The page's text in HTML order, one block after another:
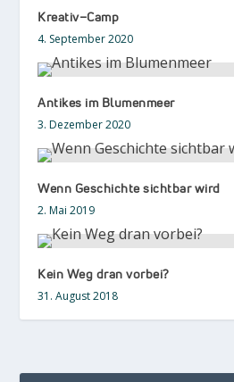
Kreativ–Camp
4. September 2020
Antikes im Blumenmeer
3. Dezember 2020
Wenn Geschichte sichtbar wird
2. Mai 2019
Kein Weg dran vorbei?
31. August 2018